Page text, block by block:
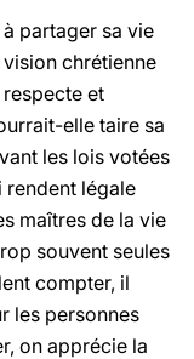
partager sa vie
chrétienne
et
elle taire sa
les lois votées
rendent légale
maîtres de la vie
souvent seules
compter, il
les personnes
on apprécie la